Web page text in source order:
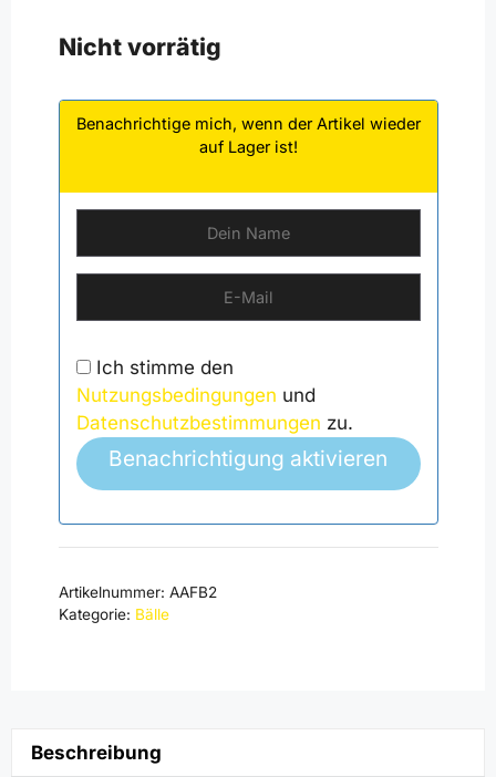
Nicht vorrätig
Benachrichtige mich, wenn der Artikel wieder
auf Lager ist!
Ich stimme den
Nutzungsbedingungen und
Datenschutzbestimmungen zu.
Benachrichtigung aktivieren
Artikelnummer: AAFB2
Kategorie: Bälle
Beschreibung